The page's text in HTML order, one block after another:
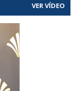
VER VÍDEO